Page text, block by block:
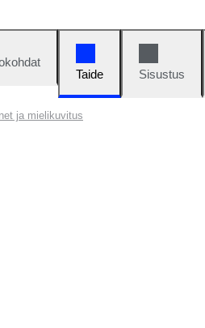
Taide
Sisustus
ja mielikuvitus